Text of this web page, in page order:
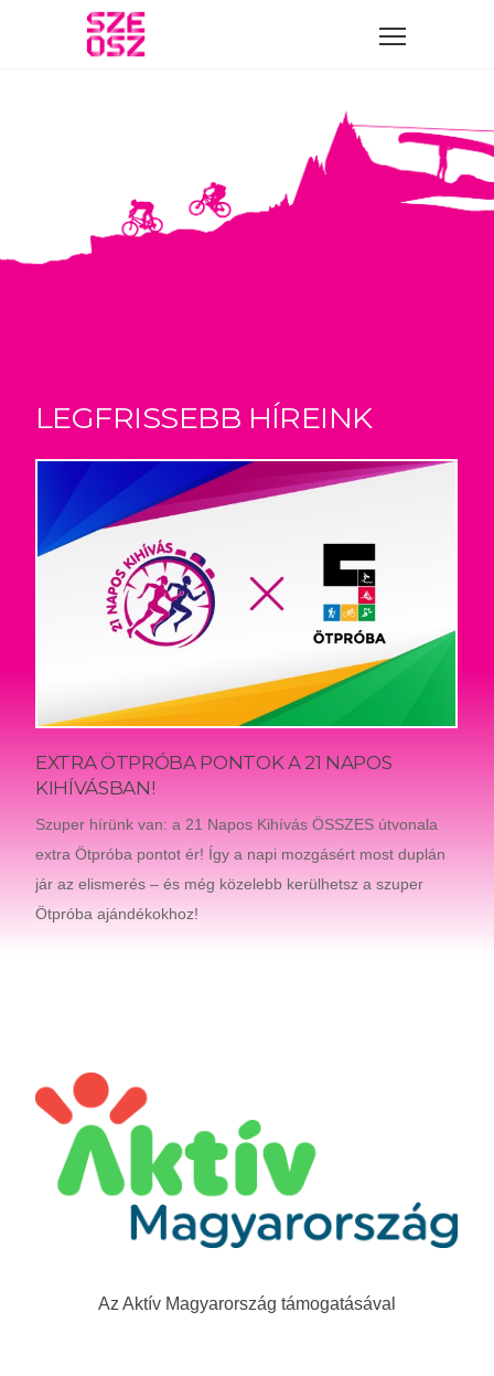
LEGFRISSEBB HÍREINK
EXTRA ÖTPRÓBA PONTOK A 21 NAPOS
KIHÍVÁSBAN!
Szuper hírünk van: a 21 Napos Kihívás ÖSSZES útvonala
extra Ötpróba pontot ér! Így a napi mozgásért most duplán
jár az elismerés – és még közelebb kerülhetsz a szuper
Ötpróba ajándékokhoz!
Az Aktív Magyarország támogatásával